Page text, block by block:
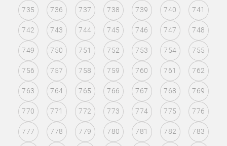
735 736 737 738 739 740 741
742 743 744 745 746 747 748
749 750 751 752 753 754 755
756 757 758 759 760 761 762
763 764 765 766 767 768 769
770 771 772 773 774 775 776
777 778 779 780 781 782 783